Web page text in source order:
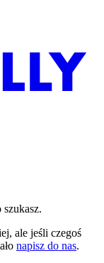
ale jeśli czegoś
napisz do nas.